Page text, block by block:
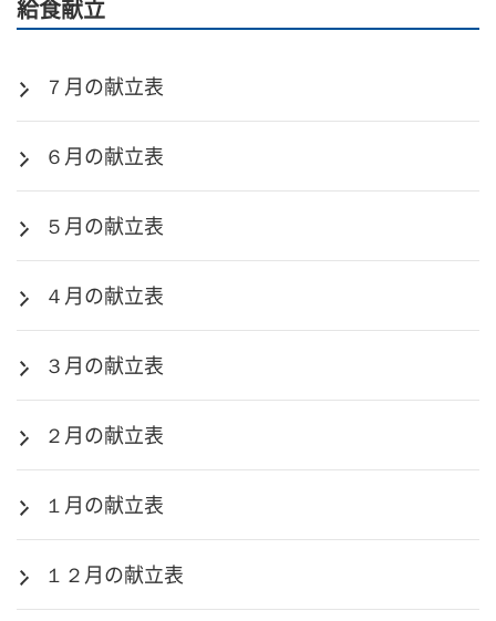
給食献立
７月の献立表
６月の献立表
５月の献立表
４月の献立表
３月の献立表
２月の献立表
１月の献立表
１２月の献立表